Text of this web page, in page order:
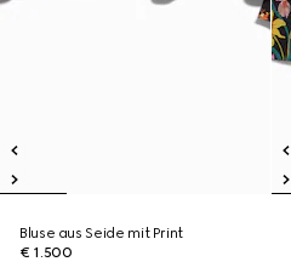
Bluse aus Seide mit Print
€ 1.500